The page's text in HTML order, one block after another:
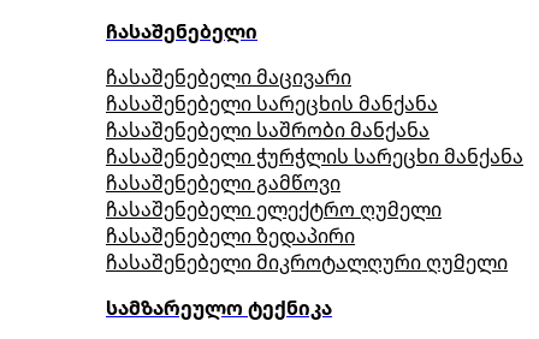
ჩასაშენებელი
ჩასაშენებელი მაცივარი
ჩასაშენებელი სარეცხის მანქანა
ჩასაშენებელი საშრობი მანქანა
ჩასაშენებელი ჭურჭლის სარეცხი მანქანა
ჩასაშენებელი გამწოვი
ჩასაშენებელი ელექტრო ღუმელი
ჩასაშენებელი ზედაპირი
ჩასაშენებელი მიკროტალღური ღუმელი
სამზარეულო ტექნიკა